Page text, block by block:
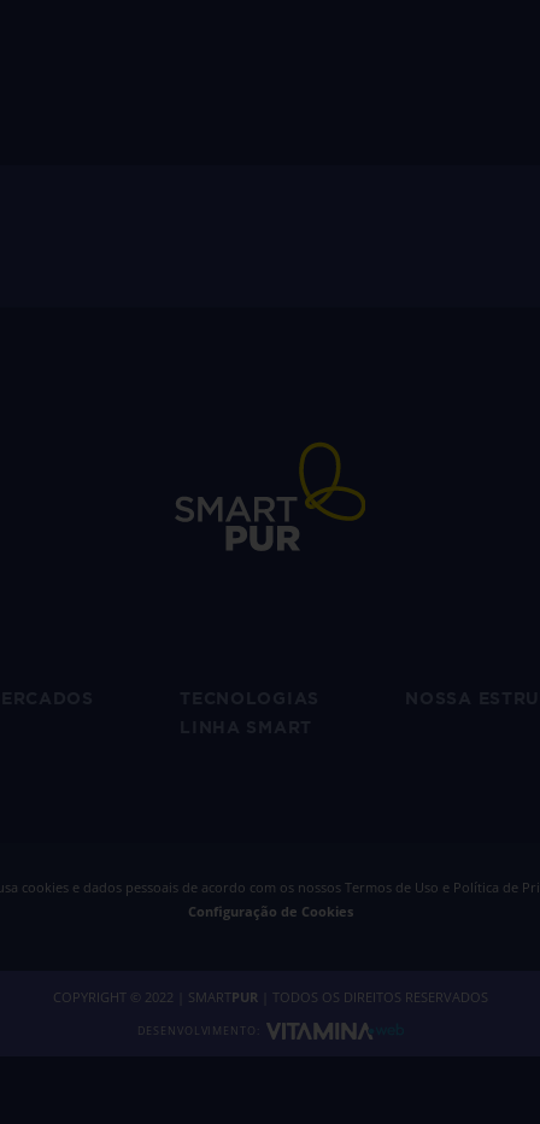
cookies e dados pessoais de acordo com os nossos Termos de Uso e Política de
Configuração de Cookies
COPYRIGHT © 2022 | SMARTPUR| TODOS OS DIREITOS RESERVADOS
DESENVOLVIMENTO: